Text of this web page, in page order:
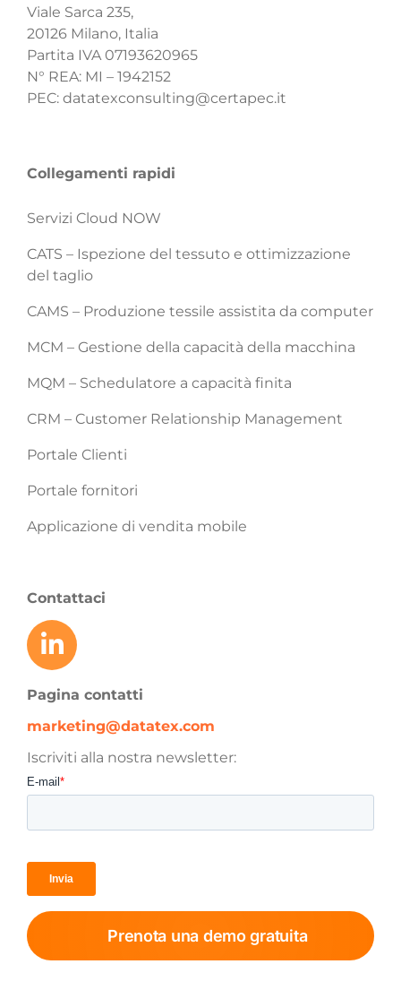
Viale Sarca 235,
20126 Milano, Italia
Partita IVA 07193620965
N° REA: MI – 1942152
PEC: datatexconsulting@certapec.it
Collegamenti rapidi
Servizi Cloud NOW
CATS – Ispezione del tessuto e ottimizzazione
del taglio
CAMS – Produzione tessile assistita da computer
MCM – Gestione della capacità della macchina
MQM – Schedulatore a capacità finita
CRM – Customer Relationship Management
Portale Clienti
Portale fornitori
Applicazione di vendita mobile
Contattaci
Pagina contatti
marketing@datatex.com
Iscriviti alla nostra newsletter:
Prenota una demo gratuita